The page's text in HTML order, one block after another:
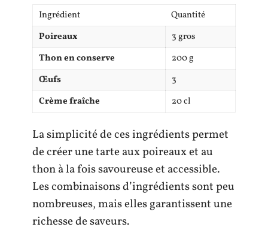
Ingrédient
Quantité
Poireaux
3 gros
Thon en conserve
200 g
Œufs
3
Crème fraîche
20 cl
La simplicité de ces ingrédients permet
de créer une tarte aux poireaux et au
thon à la fois savoureuse et accessible.
Les combinaisons d’ingrédients sont peu
nombreuses, mais elles garantissent une
richesse de saveurs.